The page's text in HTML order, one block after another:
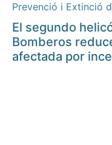
Prevenció i Extinció
El segundo
Bomberos
afectada por